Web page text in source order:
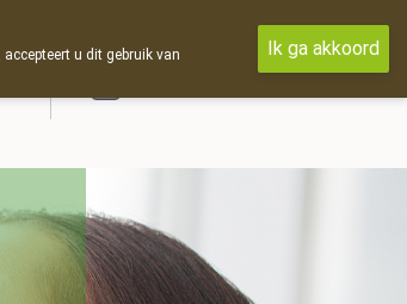
u dit gebruik van
Ik ga akkoord